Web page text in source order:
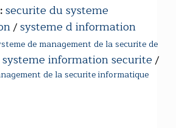
securite du systeme
/systeme d information
de management de la securite de
systeme information securite/
de la securite informatique